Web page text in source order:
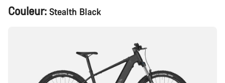
Configuration
du
Couleur: Stealth Black